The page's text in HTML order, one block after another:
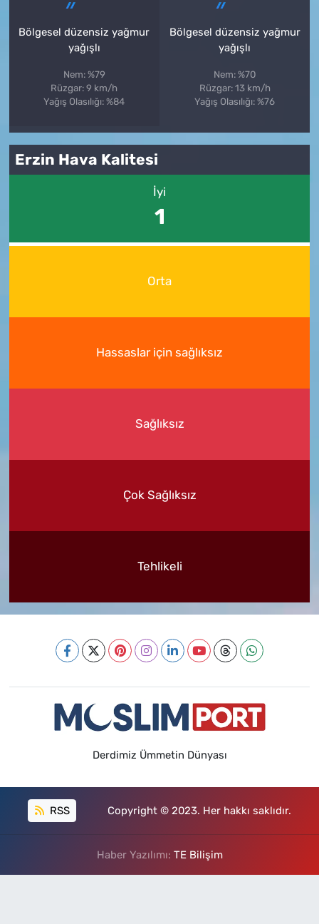
Bölgesel düzensiz yağmur
yağışlı
Nem: %79
Rüzgar: 9 km/h
Yağış Olasılığı: %84
Bölgesel düzensiz yağmur
yağışlı
Nem: %70
Rüzgar: 13 km/h
Yağış Olasılığı: %76
Erzin Hava Kalitesi
İyi
1
Orta
Hassaslar için sağlıksız
Sağlıksız
Çok Sağlıksız
Tehlikeli
Derdimiz Ümmetin Dünyası
RSS Copyright © 2023. Her hakkı saklıdır.
Haber Yazılımı: TE Bilişim